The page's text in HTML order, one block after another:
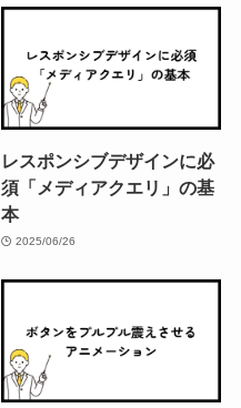
レスポンシブデザインに必
須「メディアクエリ」の基
本
2025/06/26